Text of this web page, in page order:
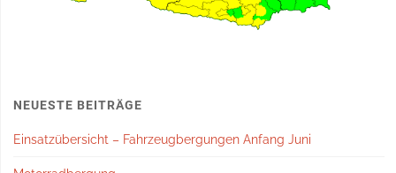
NEUESTE BEITRÄGE
Einsatzübersicht – Fahrzeugbergungen Anfang Juni